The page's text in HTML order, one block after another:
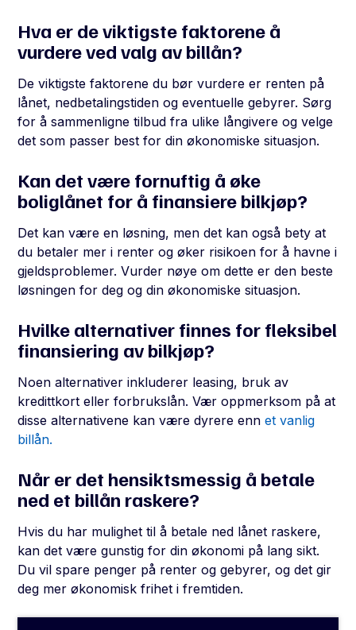
Hva er de viktigste faktorene å
vurdere ved valg av billån?
De viktigste faktorene du bør vurdere er renten på
lånet, nedbetalingstiden og eventuelle gebyrer. Sørg
for å sammenligne tilbud fra ulike långivere og velge
det som passer best for din økonomiske situasjon.
Kan det være fornuftig å øke
boliglånet for å finansiere bilkjøp?
Det kan være en løsning, men det kan også bety at
du betaler mer i renter og øker risikoen for å havne i
gjeldsproblemer. Vurder nøye om dette er den beste
løsningen for deg og din økonomiske situasjon.
Hvilke alternativer finnes for fleksibel
finansiering av bilkjøp?
Noen alternativer inkluderer leasing, bruk av
kredittkort eller forbrukslån. Vær oppmerksom på at
disse alternativene kan være dyrere ennet vanlig
billån.
Når er det hensiktsmessig å betale
ned et billån raskere?
Hvis du har mulighet til å betale ned lånet raskere,
kan det være gunstig for din økonomi på lang sikt.
Du vil spare penger på renter og gebyrer, og det gir
deg mer økonomisk frihet i fremtiden.